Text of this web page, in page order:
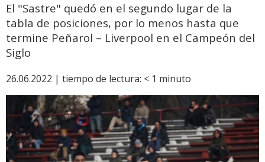
El "Sastre" quedó en el segundo lugar de la
tabla de posiciones, por lo menos hasta que
termine Peñarol – Liverpool en el Campeón del
Siglo
26.06.2022 | tiempo de lectura: < 1 minuto